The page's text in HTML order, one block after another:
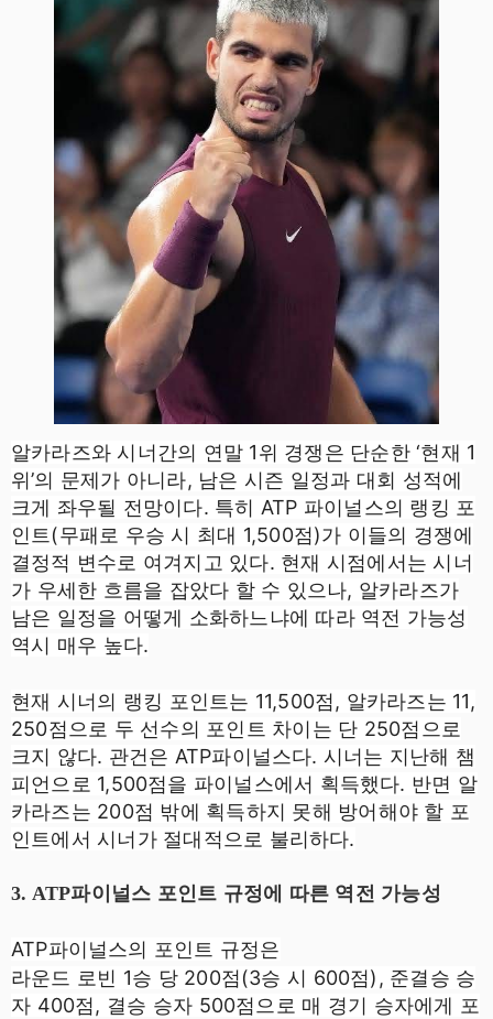
알카라즈와 시너간의 연말 1위 경쟁은 단순한 ‘현재 1
위’의 문제가 아니라, 남은 시즌 일정과 대회 성적에
크게 좌우될 전망이다. 특히 ATP 파이널스의 랭킹 포
인트(무패로 우승 시 최대 1,500점)가 이들의 경쟁에
결정적 변수로 여겨지고 있다. 현재 시점에서는 시너
가 우세한 흐름을 잡았다 할 수 있으나, 알카라즈가
남은 일정을 어떻게 소화하느냐에 따라 역전 가능성
역시 매우 높다.
현재 시너의 랭킹 포인트는 11,500점, 알카라즈는 11,
250점으로 두 선수의 포인트 차이는 단 250점으로
크지 않다. 관건은 ATP파이널스다. 시너는 지난해 챔
피언으로 1,500점을 파이널스에서 획득했다. 반면 알
카라즈는 200점 밖에 획득하지 못해 방어해야 할 포
인트에서 시너가 절대적으로 불리하다.
3. ATP파이널스 포인트 규정에 따른 역전 가능성
ATP파이널스의 포인트 규정은
라운드 로빈 1승 당 200점(3승 시 600점), 준결승 승
자 400점, 결승 승자 500점으로 매 경기 승자에게 포